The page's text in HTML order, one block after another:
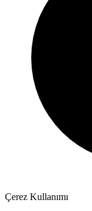
Çerez Kullanımı